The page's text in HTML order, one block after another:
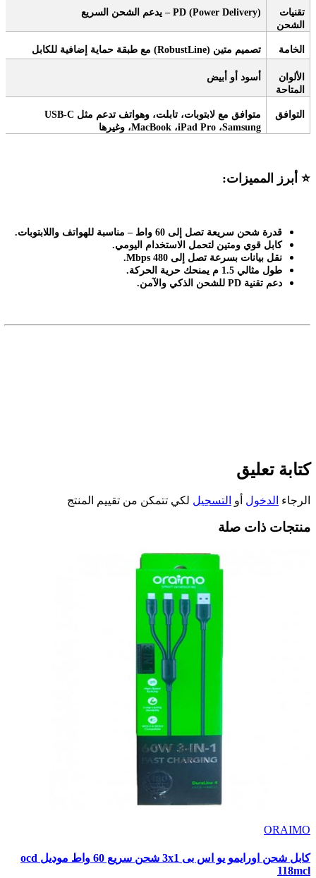
تقنيات
الشحن
PD (Power Delivery) – يدعم الشحن السريع
الخامة تصميم متين (RobustLine) مع طبقة حماية إضافية للكابل
الألوان
المتاحة
أسود أو أبيض
التوافق متوافق مع لابتوبات، تابلت، وهواتف تدعم USB-C مثل
MacBook،iPad Pro،Samsung ، وغيرها
⭐ أبرز المميزات:
قدرة شحن سريعة تصل إلى 60 واط – مناسبة للهواتف واللابتوبات.
كابل قوي ومتين لتحمل الاستخدام اليومي.
نقل بيانات بسرعة تصل إلى 480
Mbps.
طول مثالي 1.5 م يمنحك حرية الحركة
.
دعم تقنية PD للشحن الذكي والآمن.
كتابة تعليق
الرجاء الدخول أو التسجيل لكي تتمكن من تقييم المنتج
منتجات ذات صلة
ORAIMO
كابل شحن اورايمو يو اس بى 3x1 شحن سريع 60 واط موديل ocd
118mcl